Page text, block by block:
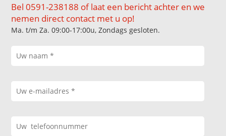
Bel 0591-238188 of laat een bericht achter en we
nemen direct contact met u op!
Ma. t/m Za. 09:00-17:00u, Zondags gesloten.